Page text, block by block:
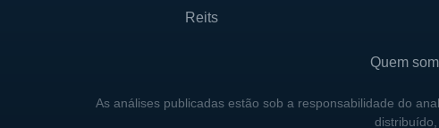
Com um recurso direcionado à
empresa se posiciona para
CONTROLE E SOCIEDADES
Reits
Quem
As análises publicadas estão sob a responsabilidade do